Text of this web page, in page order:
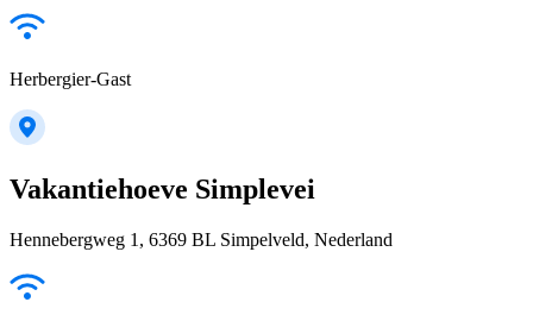
Herbergier-Gast
Vakantiehoeve Simplevei
Hennebergweg 1, 6369 BL Simpelveld, Nederland